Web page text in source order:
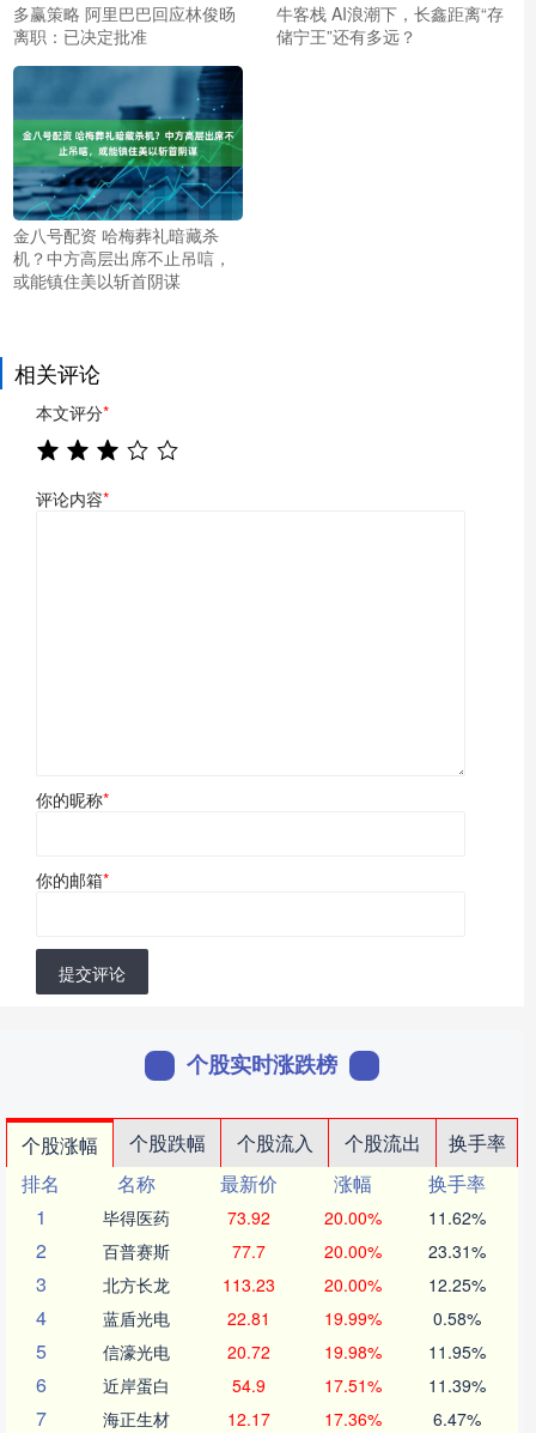
多赢策略 阿里巴巴回应林俊旸
离职：已决定批准
牛客栈 AI浪潮下，长鑫距离“存
储宁王”还有多远？
金八号配资 哈梅葬礼暗藏杀
机？中方高层出席不止吊唁，
或能镇住美以斩首阴谋
相关评论
本文评分*
评论内容*
你的昵称*
你的邮箱*
提交评论
个股实时涨跌榜
个股涨幅 个股跌幅 个股流入 个股流出
换手率
排名
名称 最新价 涨幅
换手率
1
毕得医药 73.92 20.00% 11.62%
2 百普赛斯 77.7 20.00% 23.31%
3 北方长龙 113.23 20.00% 12.25%
4 蓝盾光电 22.81 19.99% 0.58%
5 信濠光电 20.72 19.98% 11.95%
6 近岸蛋白 54.9 17.51% 11.39%
7 海正生材 12.17 17.36% 6.47%